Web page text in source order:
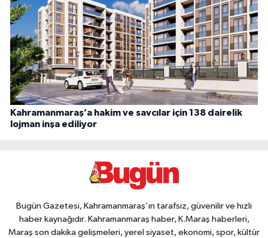
Kahramanmaraş’a hakim ve savcılar için 138 dairelik
lojman inşa ediliyor
Bugün Gazetesi, Kahramanmaraş’ın tarafsız, güvenilir ve hızlı
haber kaynağıdır. Kahramanmaraş haber, K.Maraş haberleri,
Maraş son dakika gelişmeleri, yerel siyaset, ekonomi, spor, kültür